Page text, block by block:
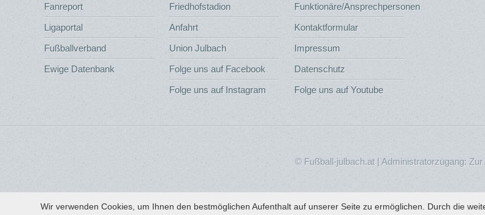
Fanreport
Ligaportal
Fußballverband
Ewige Datenbank
Friedhofstadion
Anfahrt
Union Julbach
Folge uns auf Facebook
Folge uns auf Instagram
Funktionäre/Ansprechpersonen
Kontaktformular
Impressum
Datenschutz
Folge uns auf Youtube
© Fußball-julbach.at | Administratorzugang: Zur
Wir verwenden Cookies, um Ihnen den bestmöglichen Aufenthalt auf unserer Seite zu ermöglichen. Durch die